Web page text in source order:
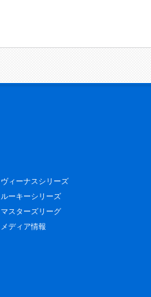
ヴィーナスシリーズ
ルーキーシリーズ
マスターズリーグ
メディア情報